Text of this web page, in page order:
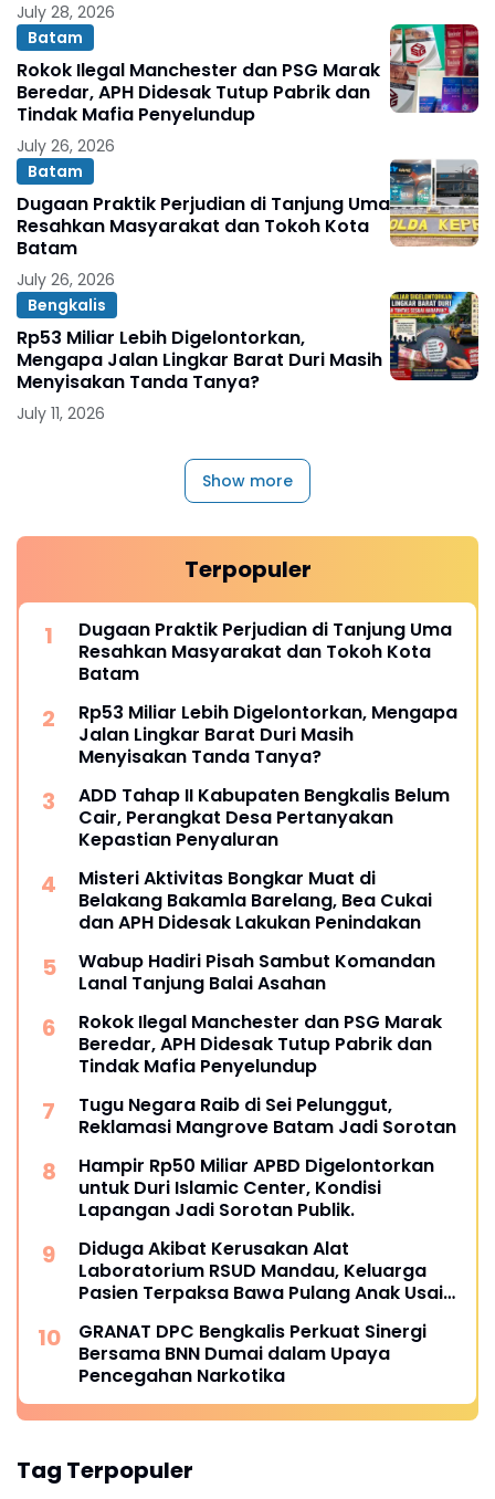
July 28, 2026
Batam
Rokok Ilegal Manchester dan PSG Marak
Beredar, APH Didesak Tutup Pabrik dan
Tindak Mafia Penyelundup
July 26, 2026
Batam
Dugaan Praktik Perjudian di Tanjung Uma
Resahkan Masyarakat dan Tokoh Kota
Batam
July 26, 2026
Bengkalis
Rp53 Miliar Lebih Digelontorkan,
Mengapa Jalan Lingkar Barat Duri Masih
Menyisakan Tanda Tanya?
July 11, 2026
Show more
Terpopuler
Dugaan Praktik Perjudian di Tanjung Uma
Resahkan Masyarakat dan Tokoh Kota
Batam
Rp53 Miliar Lebih Digelontorkan, Mengapa
Jalan Lingkar Barat Duri Masih
Menyisakan Tanda Tanya?
ADD Tahap II Kabupaten Bengkalis Belum
Cair, Perangkat Desa Pertanyakan
Kepastian Penyaluran
Misteri Aktivitas Bongkar Muat di
Belakang Bakamla Barelang, Bea Cukai
dan APH Didesak Lakukan Penindakan
Wabup Hadiri Pisah Sambut Komandan
Lanal Tanjung Balai Asahan
Rokok Ilegal Manchester dan PSG Marak
Beredar, APH Didesak Tutup Pabrik dan
Tindak Mafia Penyelundup
Tugu Negara Raib di Sei Pelunggut,
Reklamasi Mangrove Batam Jadi Sorotan
Hampir Rp50 Miliar APBD Digelontorkan
untuk Duri Islamic Center, Kondisi
Lapangan Jadi Sorotan Publik.
Diduga Akibat Kerusakan Alat
Laboratorium RSUD Mandau, Keluarga
Pasien Terpaksa Bawa Pulang Anak Usai
Membutuhkan Transfusi Darah
GRANAT DPC Bengkalis Perkuat Sinergi
Bersama BNN Dumai dalam Upaya
Pencegahan Narkotika
Tag Terpopuler